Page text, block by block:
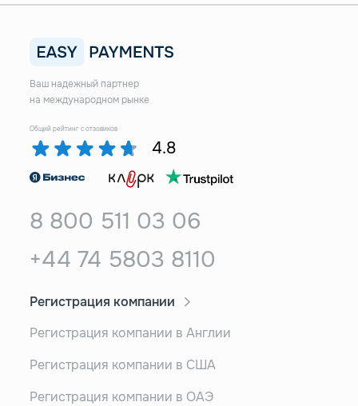
Ваш надежный партнер
на международном рынке
Общий рейтинг с отзовиков
4.8
8 800 511 03 06
+44 74 5803 8110
Регистрация компании
Регистрация компании в Англии
Регистрация компании в США
Регистрация компании в ОАЭ